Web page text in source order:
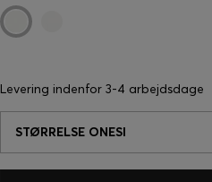
Levering indenfor 3-4 arbejdsdage
STØRRELSE ONESI